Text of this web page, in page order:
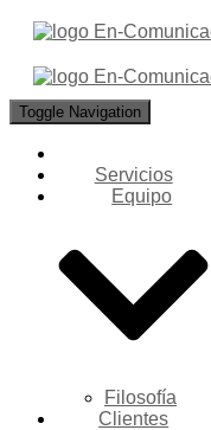
Toggle Navigation
Servicios
Equipo
Filosofía
Clientes